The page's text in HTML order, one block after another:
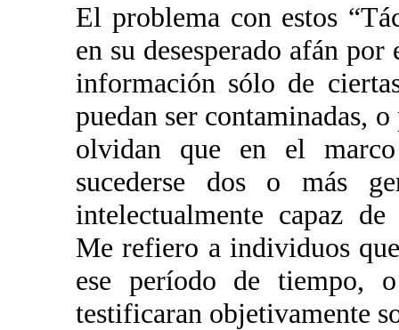
El problema con estos
en su desesperado afán
información sólo de
puedan ser contaminadas,
olvidan que en el
sucederse dos o más
intelectualmente capaz
Me refiero a individuos
ese período de tiempo,
testificaran objetivamente